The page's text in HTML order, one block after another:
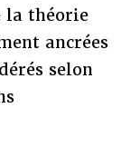
la théorie
ancrées
selon